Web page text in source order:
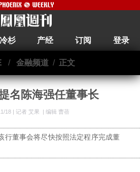
冷杉 产经 订阅 登录
/ 金融频道 / 正文
名陈海强任董事长
18 | 记者 艾果 编辑 曹蓓
行董事会将尽快按照法定程序完成董